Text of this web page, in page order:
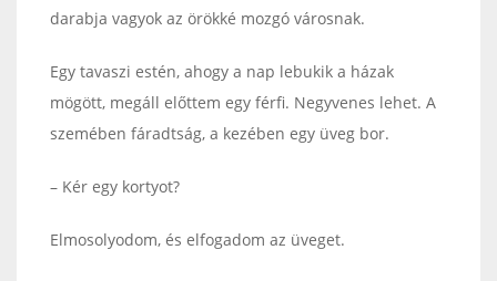
darabja vagyok az örökké mozgó városnak.
Egy tavaszi estén, ahogy a nap lebukik a házak
mögött, megáll előttem egy férfi. Negyvenes lehet. A
szemében fáradtság, a kezében egy üveg bor.
– Kér egy kortyot?
Elmosolyodom, és elfogadom az üveget.